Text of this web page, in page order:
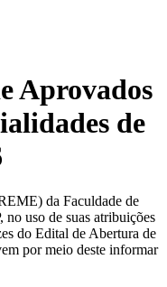
Aprovados
de
da Faculdade de
uso de suas atribuições
do Edital de Abertura de
por meio deste informar